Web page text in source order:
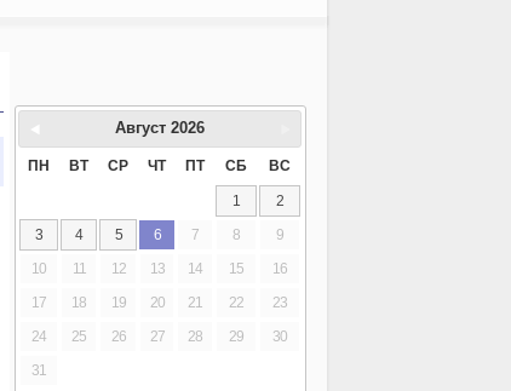
Август 2026
ПН ВТ СР ЧТ ПТ СБ ВС
1
2
3
4 5 6 7 8
9
10
11 12 13 14 15
16
17
18 19 20 21 22
23
24
25 26 27 28 29
30
31